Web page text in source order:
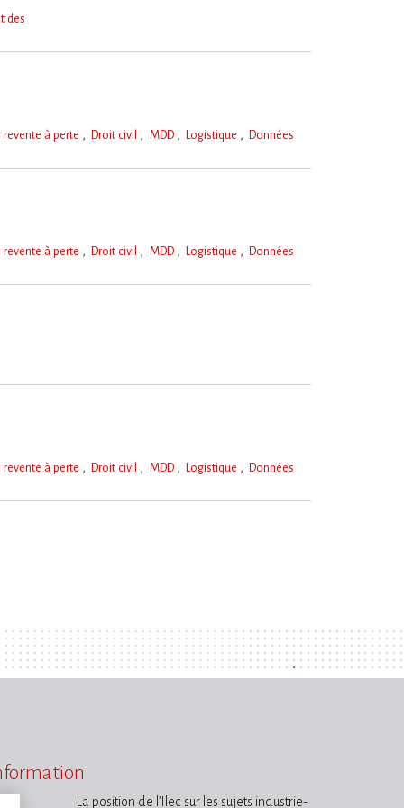
des
revente à perte Droit civil MDD Logistique
Données
revente à perte Droit civil MDD Logistique
Données
revente à perte Droit civil MDD Logistique
Données
La position de l’Ilec sur les sujets industrie-